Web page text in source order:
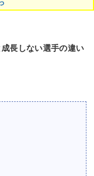
長しない選手の違い